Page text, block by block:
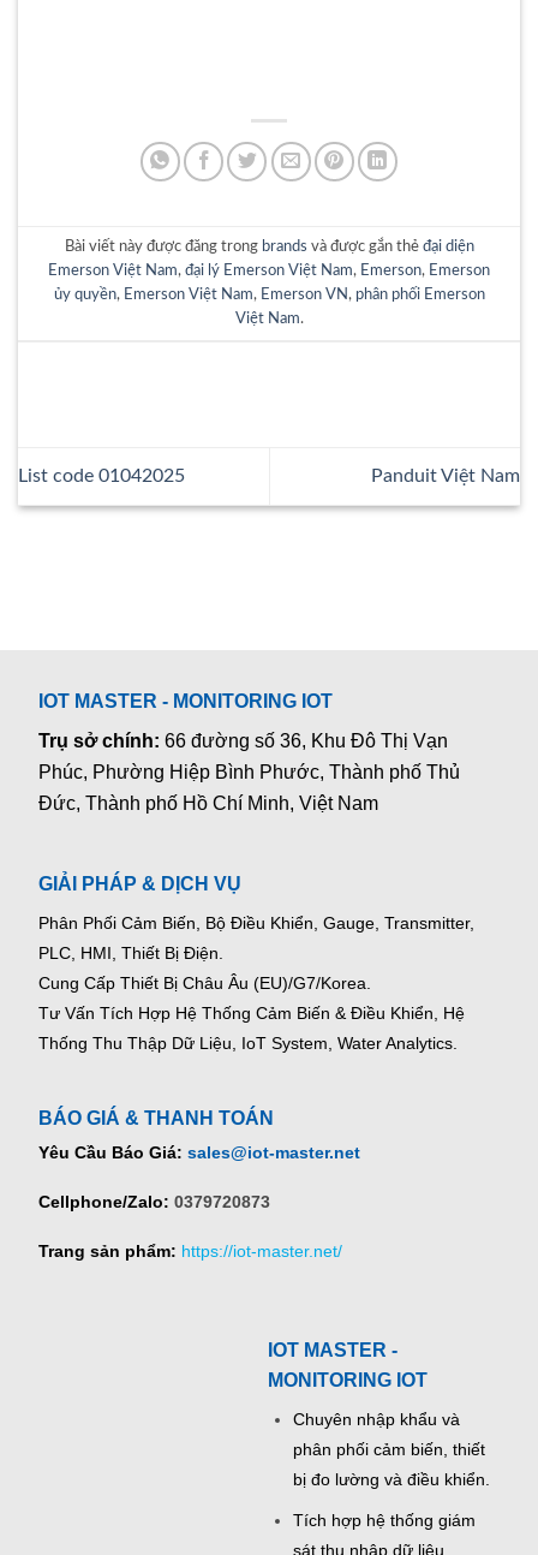
Bài viết này được đăng trong brands và được gắn thẻ đại diện
Emerson Việt Nam, đại lý Emerson Việt Nam, Emerson, Emerson
ủy quyền, Emerson Việt Nam, Emerson VN , phân phối Emerson
Việt Nam.
List code 01042025 Panduit Việt Nam
IOT MASTER - MONITORING IOT
Trụ sở chính:66 đường số 36, Khu Đô Thị Vạn
Phúc, Phường Hiệp Bình Phước, Thành phố Thủ
Đức, Thành phố Hồ Chí Minh, Việt Nam
GIẢI PHÁP & DỊCH VỤ
Phân Phối Cảm Biến, Bộ Điều Khiển, Gauge, Transmitter,
PLC, HMI, Thiết Bị Điện.
Cung Cấp Thiết Bị Châu Âu (EU)/G7/Korea.
Tư Vấn Tích Hợp Hệ Thống Cảm Biến & Điều Khiển, Hệ
Thống Thu Thập Dữ Liệu, IoT System, Water Analytics.
BÁO GIÁ & THANH TOÁN
Yêu Cầu Báo Giá: sales@iot-master.net
Cellphone/Zalo: 0379720873
Trang sản phẩm: https://iot-master.net/
IOT MASTER -
MONITORING IOT
Chuyên nhập khẩu và
phân phối cảm biến, thiết
bị đo lường và điều khiển.
Tích hợp hệ thống giám
sát thu nhập dữ liệu,